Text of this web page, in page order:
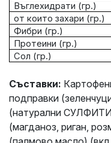
Въглехидрати (гр.)
от които захари (гр.)
Фибри (гр.)
Протеини (гр.)
Сол (гр.)
Съставки:
подправки
(натурални
(магданоз, риган,